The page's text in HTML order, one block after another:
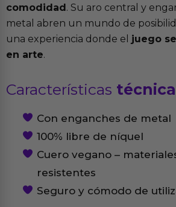
comodidad. Su aro central y
metal abren un mundo de
una experiencia donde el juego
en arte.
Características
Con enganches de metal
100% libre de níquel
Cuero vegano –
resistentes
Seguro y cómodo de